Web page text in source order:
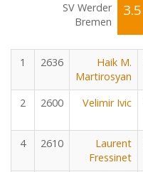
SV Werder
Bremen
3.5
1 2636
Haik M.
Martirosyan
2 2600 Velimir Ivic
4 2610
Laurent
Fressinet